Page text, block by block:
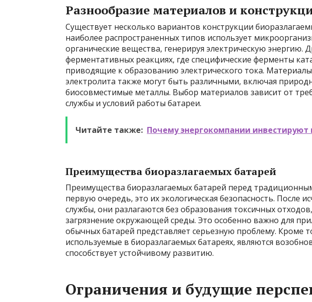
Разнообразие материалов и
Существует несколько вариантов конструкции
наиболее распространенных типов использует
органические вещества, генерируя электрическую энергию.
ферментативных реакциях, где специфические ферменты
приводящие к образованию электрического тока.
электролита также могут быть различными, включая
биосовместимые металлы. Выбор материалов зависит от
службы и условий работы батареи.
Читайте также: Почему энергокомпании инвестируют
Преимущества биоразлагаемых батарей
Преимущества биоразлагаемых батарей перед
первую очередь, это их экологическая безопасность. После
службы, они разлагаются без образования токсичных
загрязнение окружающей среды. Это особенно важно для
обычных батарей представляет серьезную проблему. Кроме
используемые в биоразлагаемых батареях, являются
способствует устойчивому развитию.
Ограничения и будущие